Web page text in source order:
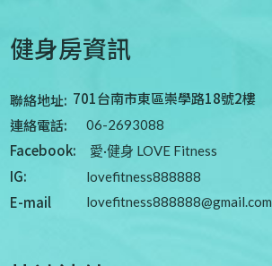
健身房資訊
聯絡地址: 701台南市東區崇學路18號2樓
連絡電話:
06-2693088
Facebook: 愛·健身 LOVE Fitness
IG: lovefitness888888
E-mail lovefitness888888@gmail.com